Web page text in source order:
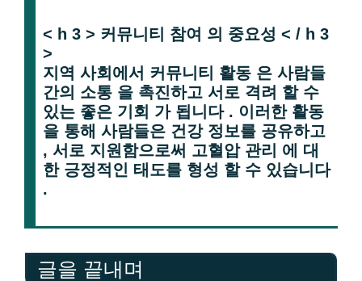
< h 3 > 커뮤니티 참여 의 중요성 < / h 3
>
지역 사회에서 커뮤니티 활동 은 사람들
간의 소통 을 촉진하고 서로 격려 할 수
있는 좋은 기회 가 됩니다 . 이러한 활동
을 통해 사람들은 건강 정보를 공유하고
, 서로 지원함으로써 고혈압 관리 에 대
한 긍정적인 태도를 형성 할 수 있습니다
.
글을 끝내며